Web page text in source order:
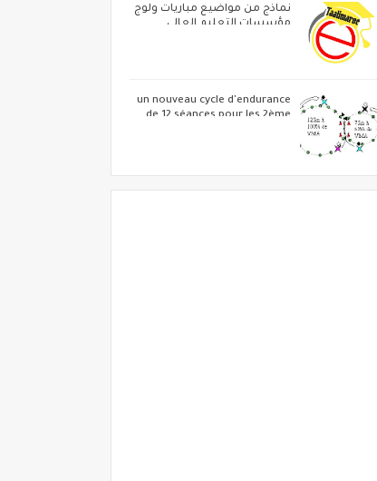
نماذج من مواضيع مباريات ولوج
مؤسسات التعليم العالي
un nouveau cycle d'endurance
de 12 séances pour les 2ème